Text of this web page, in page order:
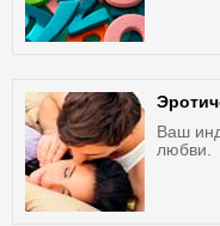
Ваш
любви.